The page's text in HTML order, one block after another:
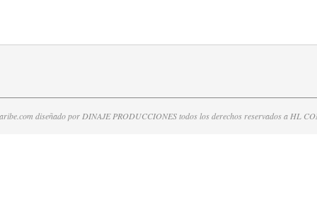
diseñado por DINAJE PRODUCCIONES todos los derechos reservados a HL